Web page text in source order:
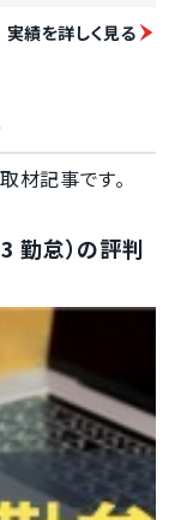
実績を詳しく見る
材記事です。
勤怠）の評判